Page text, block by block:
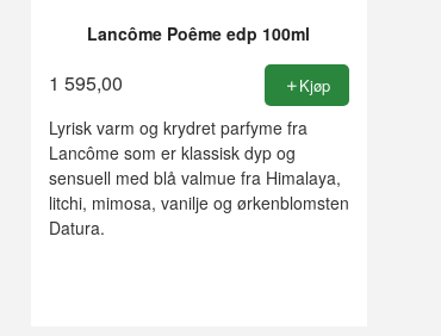
Lancôme Poême edp 100ml
1 595,00 Kjøp
Lyrisk varm og krydret parfyme fra
Lancôme som er klassisk dyp og
sensuell med blå valmue fra Himalaya,
litchi, mimosa, vanilje og ørkenblomsten
Datura.